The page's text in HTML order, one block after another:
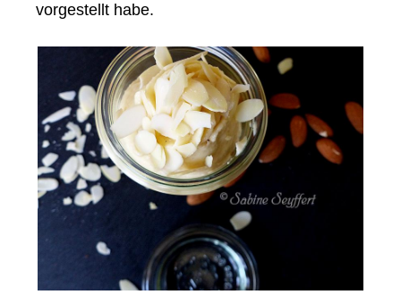
vorgestellt habe.